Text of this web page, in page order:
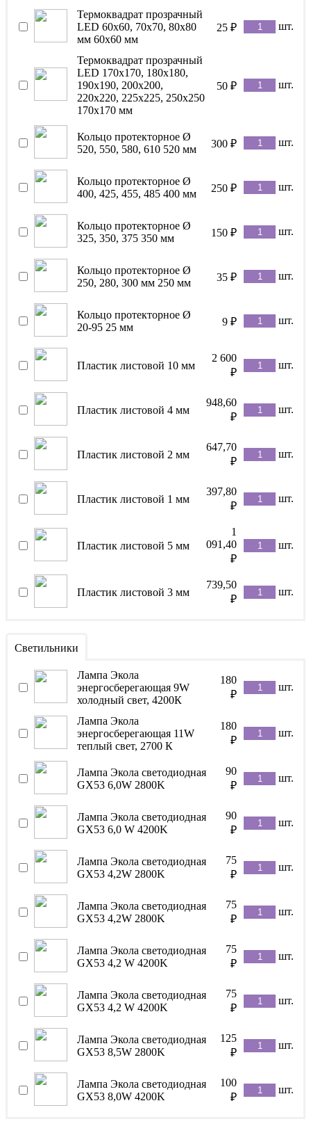
Термоквадрат прозрачный
LED 60x60, 70х70, 80х80
мм 60x60 мм
25 ₽ шт.
Термоквадрат прозрачный
LED 170x170, 180x180,
190x190, 200x200,
220x220, 225x225, 250x250
170x170 мм
50 ₽ шт.
Кольцо протекторное Ø
520, 550, 580, 610 520 мм
300 ₽ шт.
Кольцо протекторное Ø
400, 425, 455, 485 400 мм
250 ₽ шт.
Кольцо протекторное Ø
325, 350, 375 350 мм
150 ₽ шт.
Кольцо протекторное Ø
250, 280, 300 мм 250 мм
35 ₽ шт.
Кольцо протекторное Ø
20-95 25 мм
9 ₽ шт.
Пластик листовой 10 мм
2 600
₽
шт.
Пластик листовой 4 мм
948,60
₽
шт.
Пластик листовой 2 мм
647,70
₽
шт.
Пластик листовой 1 мм
397,80
₽
шт.
Пластик листовой 5 мм
1
091,40
₽
шт.
Пластик листовой 3 мм
739,50
₽
шт.
Светильники
Лампа Экола
энергосберегающая 9W
холодный свет, 4200К
180
₽
шт.
Лампа Экола
энергосберегающая 11W
теплый свет, 2700 К
180
₽
шт.
Лампа Экола светодиодная
GX53 6,0W 2800K
90
₽
шт.
Лампа Экола светодиодная
GX53 6,0 W 4200K
90
₽
шт.
Лампа Экола светодиодная
GX53 4,2W 2800K
75
₽
шт.
Лампа Экола светодиодная
GX53 4,2W 2800K
75
₽
шт.
Лампа Экола светодиодная
GX53 4,2 W 4200K
75
₽
шт.
Лампа Экола светодиодная
GX53 4,2 W 4200K
75
₽
шт.
Лампа Экола светодиодная
GX53 8,5W 2800K
125
₽
шт.
Лампа Экола светодиодная
GX53 8,0W 4200K
100
₽
шт.